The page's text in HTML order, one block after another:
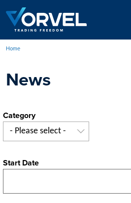
to
main
content
Home
News
Category
- Please select -
Start Date